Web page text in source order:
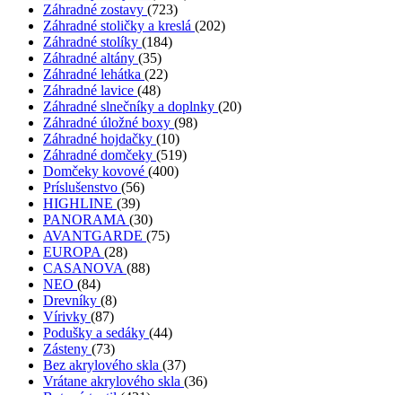
Záhradné zostavy (723)
Záhradné stoličky a kreslá (202)
Záhradné stolíky (184)
Záhradné altány (35)
Záhradné lehátka (22)
Záhradné lavice (48)
Záhradné slnečníky a doplnky (20)
Záhradné úložné boxy (98)
Záhradné hojdačky (10)
Záhradné domčeky (519)
Domčeky kovové (400)
Príslušenstvo (56)
HIGHLINE (39)
PANORAMA (30)
AVANTGARDE (75)
EUROPA (28)
CASANOVA (88)
NEO (84)
Drevníky (8)
Vírivky (87)
Podušky a sedáky (44)
Zásteny (73)
Bez akrylového skla (37)
Vrátane akrylového skla (36)